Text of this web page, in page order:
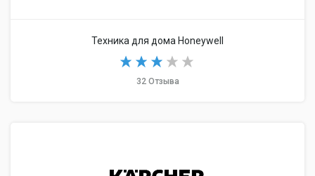
Техника для дома Honeywell
32 Отзыва